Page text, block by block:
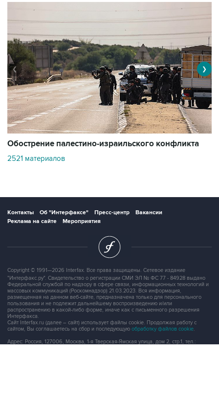
Обострение палестино-израильского конфликта
2521 материалов
❮ ❯
Контакты Об "Интерфаксе" Пресс-центр
Вакансии
Реклама на сайте
Мероприятия
Copyright © 1991—2026 Interfax. Все права защищены. Сетевое издание
"Интерфакс.ру". Свидетельство о регистрации СМИ ЭЛ № ФС 77 - 84928 выдано
Федеральной службой по надзору в сфере связи, информационных технологий и
массовых коммуникаций (Роскомнадзор) 21.03.2023. Вся информация,
размещенная на данном веб-сайте, предназначена только для персонального
пользования и не подлежит дальнейшему воспроизведению и/или
распространению в какой-либо форме, иначе как с письменного разрешения
Интерфакса.
Сайт Interfax.ru (далее – сайт) использует файлы cookie. Продолжая работу с
сайтом, Вы соглашаетесь на сбор и последующую обработку файлов cookie.
Адрес: Россия, 127006, Москва, 1-я Тверская-Ямская улица, дом 2, стр.1, тел.: